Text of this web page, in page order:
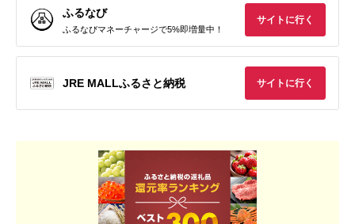
ふるなび
ふるなびマネーチャージで5%即増量中！
サイトに行く
JRE MALLふるさと納税 サイトに行く